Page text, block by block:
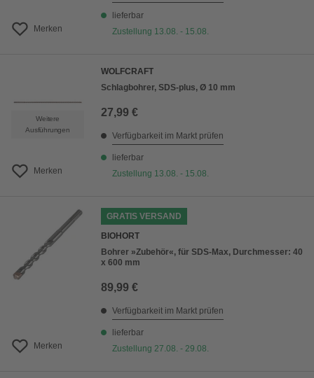
Merken
lieferbar
Zustellung 13.08. - 15.08.
Weitere
Ausführungen
Merken
WOLFCRAFT
Schlagbohrer, SDS-plus, Ø 10 mm
27,99 €
Verfügbarkeit im Markt prüfen
lieferbar
Zustellung 13.08. - 15.08.
Merken
GRATIS VERSAND
BIOHORT
Bohrer »Zubehör«, für SDS-Max, Durchmesser: 40
x 600 mm
89,99 €
Verfügbarkeit im Markt prüfen
lieferbar
Zustellung 27.08. - 29.08.